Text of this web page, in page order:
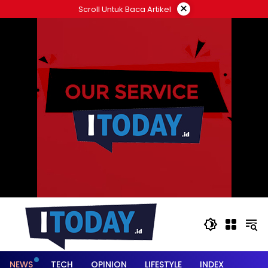
ke
Scroll Untuk Baca Artikel ×
NEWS TECH OPINION LIFESTYLE INDEX